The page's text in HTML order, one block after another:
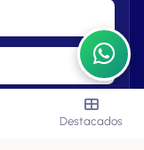
Destacados